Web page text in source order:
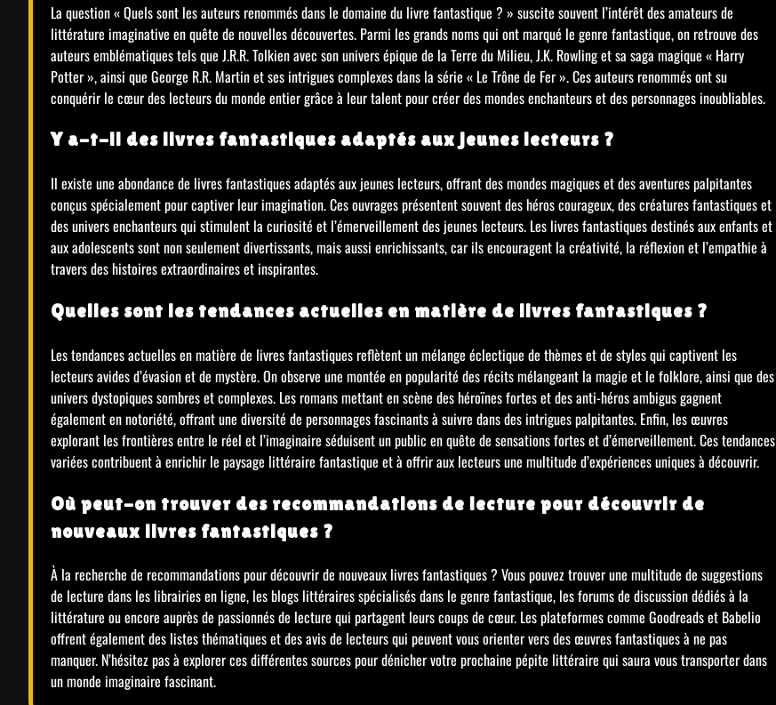
La question « Quels sont les auteurs renommés dans le domaine du livre fantastique ? » suscite souvent l’intérêt des amateurs de
littérature imaginative en quête de nouvelles découvertes. Parmi les grands noms qui ont marqué le genre fantastique, on retrouve des
auteurs emblématiques tels que J.R.R. Tolkien avec son univers épique de la Terre du Milieu, J.K. Rowling et sa saga magique « Harry
Potter », ainsi que George R.R. Martin et ses intrigues complexes dans la série « Le Trône de Fer ». Ces auteurs renommés ont su
conquérir le cœur des lecteurs du monde entier grâce à leur talent pour créer des mondes enchanteurs et des personnages inoubliables.
Y a-t-il des livres fantastiques adaptés aux jeunes lecteurs ?
Il existe une abondance de livres fantastiques adaptés aux jeunes lecteurs, offrant des mondes magiques et des aventures palpitantes
conçus spécialement pour captiver leur imagination. Ces ouvrages présentent souvent des héros courageux, des créatures fantastiques et
des univers enchanteurs qui stimulent la curiosité et l’émerveillement des jeunes lecteurs. Les livres fantastiques destinés aux enfants et
aux adolescents sont non seulement divertissants, mais aussi enrichissants, car ils encouragent la créativité, la réflexion et l’empathie à
travers des histoires extraordinaires et inspirantes.
Quelles sont les tendances actuelles en matière de livres fantastiques ?
Les tendances actuelles en matière de livres fantastiques reflètent un mélange éclectique de thèmes et de styles qui captivent les
lecteurs avides d’évasion et de mystère. On observe une montée en popularité des récits mélangeant la magie et le folklore, ainsi que des
univers dystopiques sombres et complexes. Les romans mettant en scène des héroïnes fortes et des anti-héros ambigus gagnent
également en notoriété, offrant une diversité de personnages fascinants à suivre dans des intrigues palpitantes. Enfin, les œuvres
explorant les frontières entre le réel et l’imaginaire séduisent un public en quête de sensations fortes et d’émerveillement. Ces tendances
variées contribuent à enrichir le paysage littéraire fantastique et à offrir aux lecteurs une multitude d’expériences uniques à découvrir.
Où peut-on trouver des recommandations de lecture pour découvrir de
nouveaux livres fantastiques ?
À la recherche de recommandations pour découvrir de nouveaux livres fantastiques ? Vous pouvez trouver une multitude de suggestions
de lecture dans les librairies en ligne, les blogs littéraires spécialisés dans le genre fantastique, les forums de discussion dédiés à la
littérature ou encore auprès de passionnés de lecture qui partagent leurs coups de cœur. Les plateformes comme Goodreads et Babelio
offrent également des listes thématiques et des avis de lecteurs qui peuvent vous orienter vers des œuvres fantastiques à ne pas
manquer. N’hésitez pas à explorer ces différentes sources pour dénicher votre prochaine pépite littéraire qui saura vous transporter dans
un monde imaginaire fascinant.